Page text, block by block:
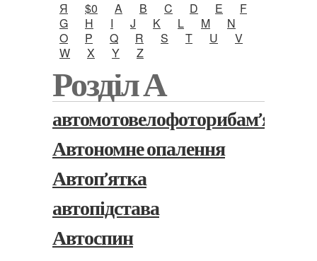
Я
$0 A B C D E
F
G
H I J K L M
N
O
P Q R S T U
V
W
X Y Z
Розділ А
Автономне опалення
Автоп’ятка
автопідстава
Автоспин